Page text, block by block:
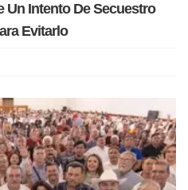
Un Intento De Secuestro
Evitarlo